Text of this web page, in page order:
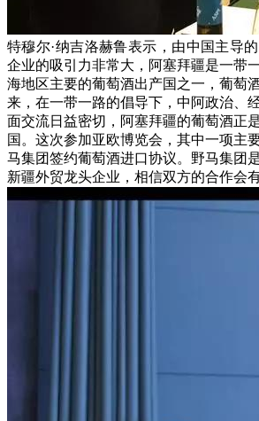
特穆尔·纳吉洛赫鲁表示，由中国主导
企业的吸引力非常大，阿塞拜疆是一带
海地区主要的葡萄酒出产国之一，葡萄
来，在一带一路的倡导下，中阿政治、
面交流日益密切，阿塞拜疆的葡萄酒正
国。这次参加亚欧博览会，其中一项主
马集团签约葡萄酒进口协议。野马集团
新疆外贸龙头企业，相信双方的合作会